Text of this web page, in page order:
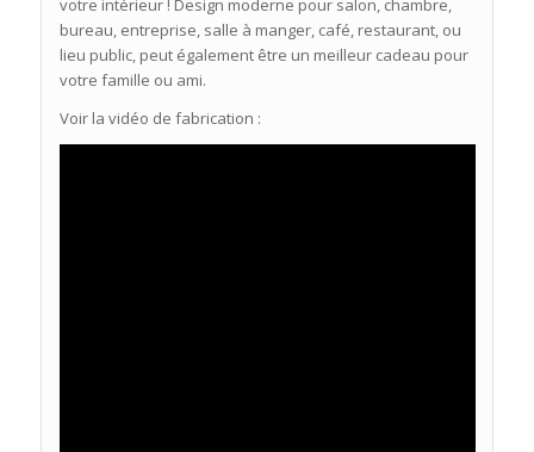
bureau, entreprise, salle à manger, café, restaurant, ou
lieu public, peut également être un meilleur cadeau pour
votre famille ou ami.
Voir la vidéo de fabrication :